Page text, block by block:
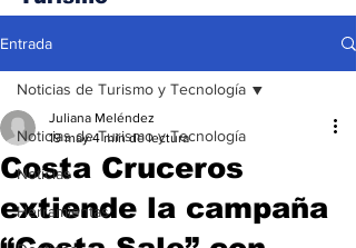
Entrada
Noticias de Turismo y Tecnología
Noticias
Herramientas
Noticias de Turismo y Tecnología
Costa Cruceros
extiende la campaña
Juliana Meléndez
19 may 4 min de lectura